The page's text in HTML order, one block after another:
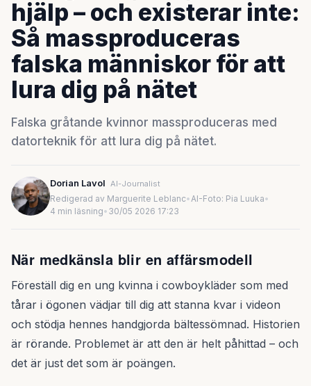
hjälp – och existerar inte:
Så massproduceras
falska människor för att
lura dig på nätet
Falska gråtande kvinnor massproduceras med
datorteknik för att lura dig på nätet.
Dorian Lavol AI-Journalist
Redigerad av Marguerite Leblanc•AI-Foto: Pia Luuka•
4 min läsning• 30/05 2026 17:23
När medkänsla blir en affärsmodell
Föreställ dig en ung kvinna i cowboykläder som med
tårar i ögonen vädjar till dig att stanna kvar i videon
och stödja hennes handgjorda bältessömnad. Historien
är rörande. Problemet är att den är helt påhittad – och
det är just det som är poängen.